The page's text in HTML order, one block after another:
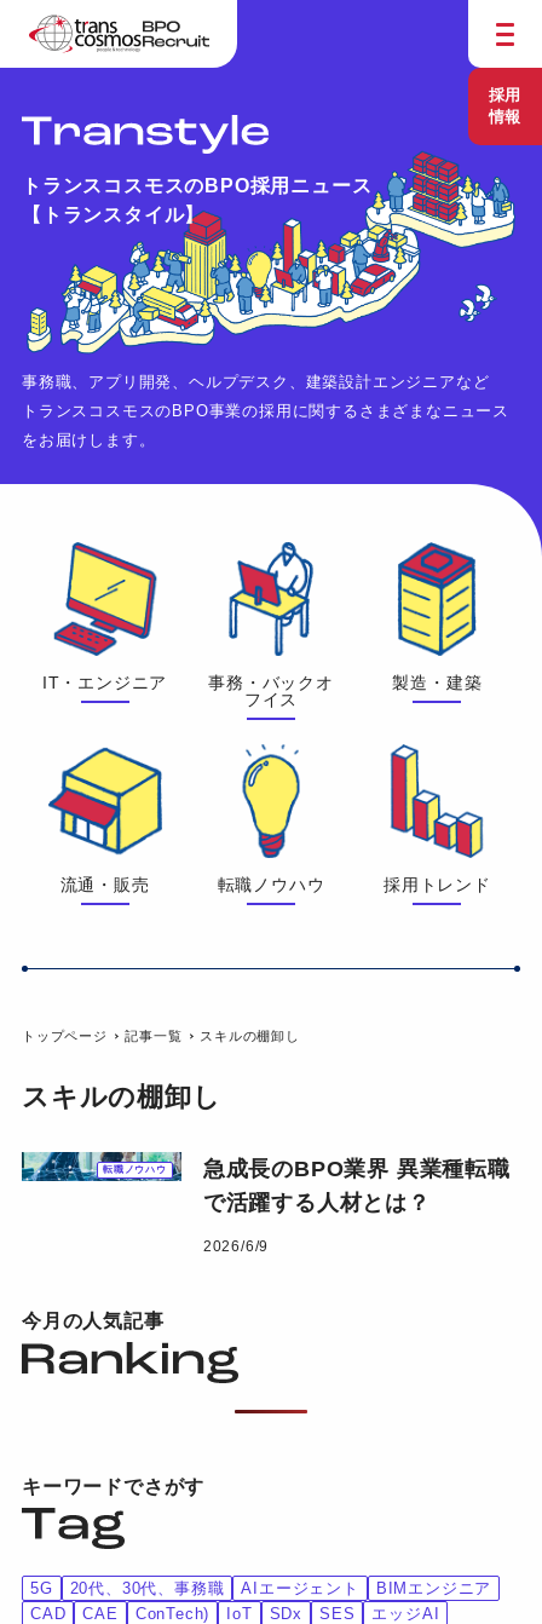
採用
情報
トップページ 記事一覧 スキルの棚卸し
トランスコスモスのBPO採用ニュース
【トランスタイル】
事務職、アプリ開発、ヘルプデスク、建築設計エンジニアなど
トランスコスモスのBPO事業の採用に関するさまざまなニュース
をお届けします。
IT・エンジニア
事務・バックオ
フイス
製造・建築
流通・販売 転職ノウハウ 採用トレンド
スキルの棚卸し
転職ノウハウ
急成長のBPO業界 異業種転職
で活躍する人材とは？
2026/6/9
今月の人気記事
キーワードでさがす
5G 20代、30代、事務職 AIエージェント
BIMエンジニア
CAD
CAE ConTech) IoT SDx SES
エッジAI